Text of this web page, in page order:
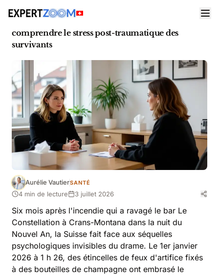
Incendie du Constellation : 6 mois après,
comprendre le stress post-traumatique des
survivants
Aurélie VautierSANTÉ
4 min de lecture 3 juillet 2026
Six mois après l'incendie qui a ravagé le bar Le
Constellation à Crans-Montana dans la nuit du
Nouvel An, la Suisse fait face aux séquelles
psychologiques invisibles du drame. Le 1er janvier
2026 à 1 h 26, des étincelles de feux d'artifice fixés
à des bouteilles de champagne ont embrasé le